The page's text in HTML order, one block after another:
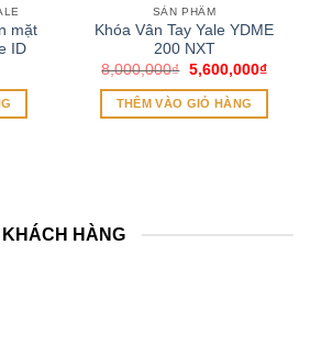
mặt
ID
SẢN PHẨM
Khóa Vân Tay Yale YDME
200 NXT
8,000,000₫ Giá
gốc
là:
8,000,000₫.
5,600,000₫Giá
tại
THÊM VÀO GIỎ HÀNG
KHÁCH HÀNG